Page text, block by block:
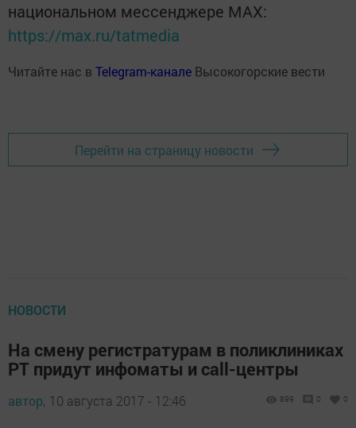
национальном мессенджере MАХ:
https://max.ru/tatmedia
Читайте нас в Telegram-канале Высокогорские вести
Перейти на страницу новости
НОВОСТИ
На смену регистратурам в поликлиниках
РТ придут инфоматы и call-центры
автор, 10 августа 2017 - 12:46 899 0 0